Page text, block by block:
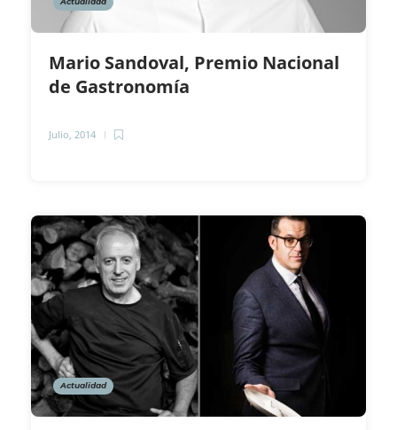
Mario Sandoval, Premio Nacional
de Gastronomía
Julio, 2014
Actualidad